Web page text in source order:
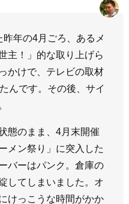
年の4月ごろ、あるメ
主！」的な取り上げら
かけで、テレビの取材
んです。その後、サイ
態のまま、4月末開催
メン祭り」に突入した
バーはパンク。倉庫の
してしまいました。オ
けっこうな時間がかか